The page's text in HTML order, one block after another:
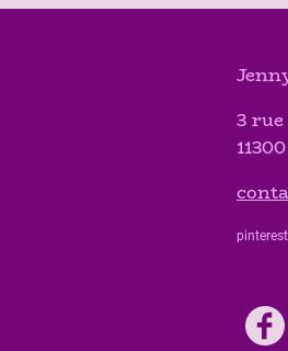
3 rue